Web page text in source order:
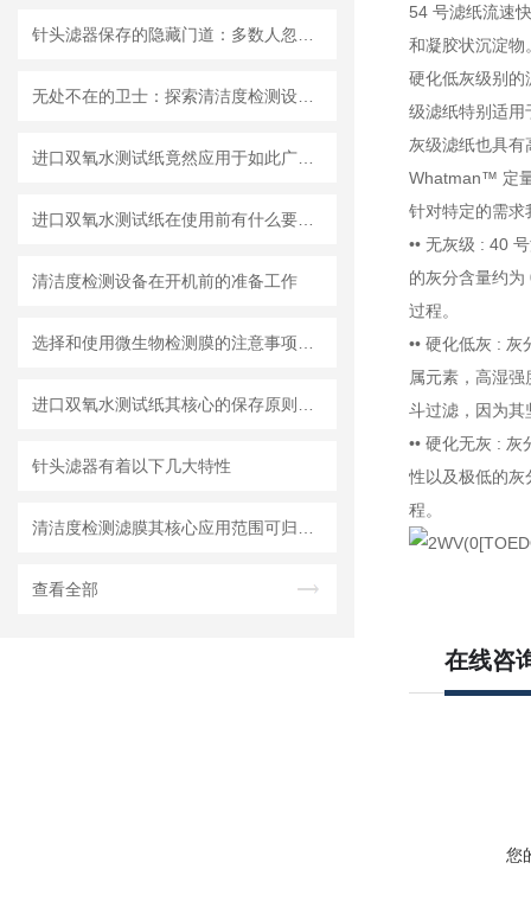
清洁度检测设备在开机前的准备工作
针头滤器有着以下几大特性
查看全部
54 号滤纸流速
和凝胶状沉淀物
硬化低灰级别的
级滤纸特别适用
灰级滤纸也具
Whatman™ 定
针对特定的需求
•• 无灰级 : 40
的灰分含量约
过程。
•• 硬化低灰 :
属元素，高湿
斗过滤，因为其
•• 硬化无灰 :
性以及极低的灰
程。
在线咨
您